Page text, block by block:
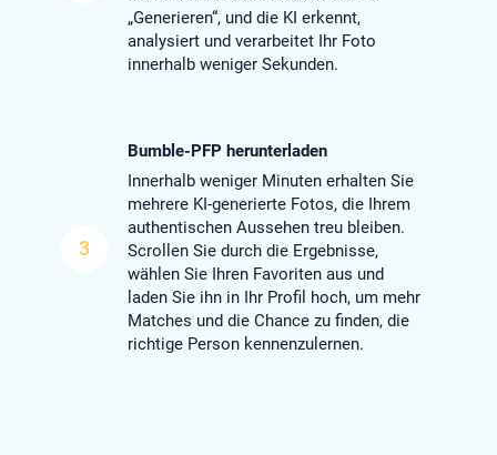
„Generieren“, und die KI erkennt,
analysiert und verarbeitet Ihr Foto
innerhalb weniger Sekunden.
3
Bumble-PFP herunterladen
Innerhalb weniger Minuten erhalten Sie
mehrere KI-generierte Fotos, die Ihrem
authentischen Aussehen treu bleiben.
Scrollen Sie durch die Ergebnisse,
wählen Sie Ihren Favoriten aus und
laden Sie ihn in Ihr Profil hoch, um mehr
Matches und die Chance zu finden, die
richtige Person kennenzulernen.